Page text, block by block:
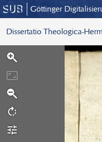
Göttinger
Dissertatio Theologica-